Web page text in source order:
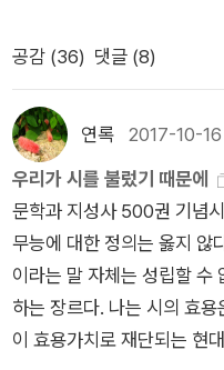
각을 늘 합니다. 여행지에서
짝할 여행 많이 합시다~
이유이기도 하다. 현재만이
가는 존재, 그것이 바로 인간
기에 있다. 꽤나 긴 시간에
점도 느낄 수 있다. 천천히
것이다. 시집이 우리를 부르
시 시를 불러내야 하므로.
각해봤다. 김재인 교수 책
고 그러던데 참 비교가.... 나
다》 를 읽다 보니 이시구로
위한 인간 클론'이 현실 속
이미 있다면 또 모르지만(음
나 인간도 특이점을 넘을 것
없이 몸을 쉽게 바꿀 수 있
사. 이게 황당할 정도로 먼
식한 컴퓨터로 자체 해결하
이 문제지...) 사실 이러한
공감 (36) 댓글 (8)
연록 2017-10-16
우리가 시를 불렀기 때문에
문학과 지성사 500권 기념
무능에 대한 정의는 옳지 않
이라는 말 자체는 성립할 수
하는 장르다. 나는 시의 효
이 효용가치로 재단되는 현